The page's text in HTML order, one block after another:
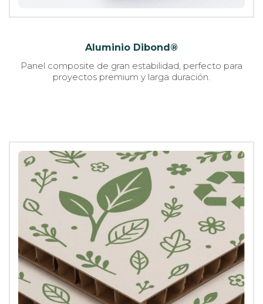
Aluminio Dibond®
Panel composite de gran estabilidad, perfecto para
proyectos premium y larga duración.